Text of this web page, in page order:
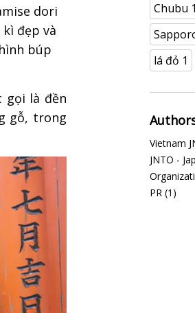
dori
đẹp và
búp
gọi là đền
gỗ, trong
Chubu 1
lá đỏ 1
Vietnam
JNTO -
PR (1)